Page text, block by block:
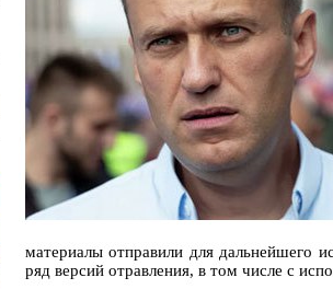
материалы отправили для дальнейшего
ряд версий отравления, в том числе с